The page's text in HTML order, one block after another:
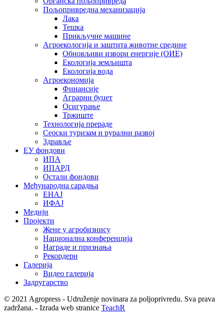
Пољопривредна механизација
Лака
Тешка
Прикључне машине
Агроекологија и заштита животне средине
Обновљиви извори енергије (ОИЕ)
Екологија земљишта
Екологија вода
Агроекономија
Финансије
Аграрни буџет
Осигурање
Тржиште
Технологија прераде
Сеоски туризам и рурални развој
Здравље
ЕУ фондови
ИПА
ИПАРД
Остали фондови
Међународна сарадња
ЕНАЈ
ИФАЈ
Медији
Пројекти
Жене у агробизнису
Национална конференција
Награде и признања
Рекордери
Галерија
Видео галерија
Задругарство
© 2021 Agropress - Udruženje novinara za poljoprivredu. Sva prava
zadržana. - Izrada web stranice TeachR